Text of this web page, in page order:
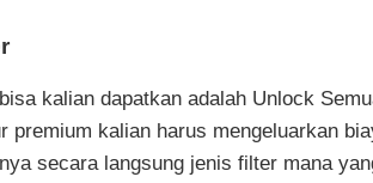
kalian dapatkan adalah Unlock
premium kalian harus mengeluarkan
secara langsung jenis filter mana